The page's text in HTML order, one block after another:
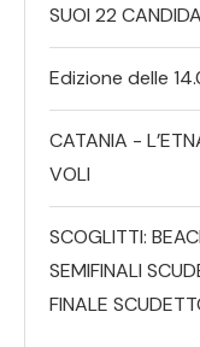
SUOI 22
Edizione delle
CATANIA -
VOLI
SCOGLITTI:
SEMIFINALI
FINALE